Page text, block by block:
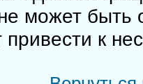
может быть
привести к